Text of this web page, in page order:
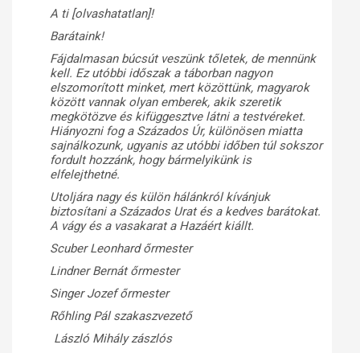
A ti [olvashatatlan]!
Barátaink!
Fájdalmasan búcsút veszünk tőletek, de mennünk
kell. Ez utóbbi időszak a táborban nagyon
elszomorított minket, mert közöttünk, magyarok
között vannak olyan emberek, akik szeretik
megkötözve és kifüggesztve látni a testvéreket.
Hiányozni fog a Százados Úr, különösen miatta
sajnálkozunk, ugyanis az utóbbi időben túl sokszor
fordult hozzánk, hogy bármelyikünk is
elfelejthetné.
Utoljára nagy és külön hálánkról kívánjuk
biztosítani a Százados Urat és a kedves barátokat.
A vágy és a vasakarat a Hazáért kiállt.
Scuber Leonhard őrmester
Lindner Bernát őrmester
Singer Jozef őrmester
Rőhling Pál szakaszvezető
László Mihály zászlós